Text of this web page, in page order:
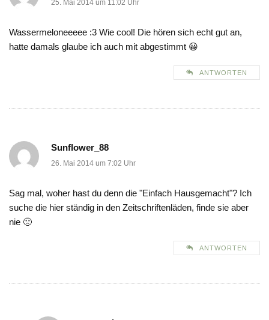
25. Mai 2014 um 11:02 Uhr
Wassermeloneeeee :3 Wie cool! Die hören sich echt gut an,
hatte damals glaube ich auch mit abgestimmt 😀
ANTWORTEN
Sunflower_88
26. Mai 2014 um 7:02 Uhr
Sag mal, woher hast du denn die "Einfach Hausgemacht"? Ich
suche die hier ständig in den Zeitschriftenläden, finde sie aber
nie 🙁
ANTWORTEN